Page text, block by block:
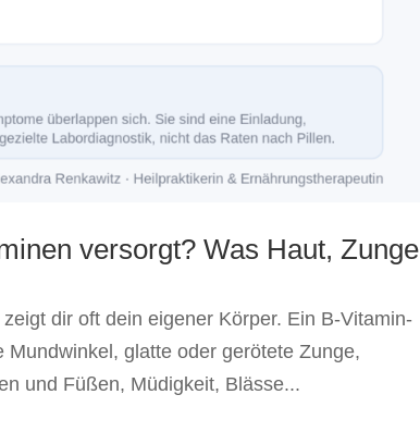
versorgt? Was Haut, Zunge
dir oft dein eigener Körper. Ein B-Vitamin-
glatte oder gerötete Zunge,
und Füßen, Müdigkeit, Blässe...